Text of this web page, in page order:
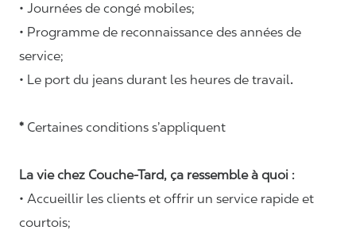
• Journées de congé mobiles;
• Programme de reconnaissance des années de
service;
• Le port du jeans durant les heures de travail.
* Certaines conditions s’appliquent
La vie chez Couche-Tard, ça ressemble à quoi :
• Accueillir les clients et offrir un service rapide et
courtois;